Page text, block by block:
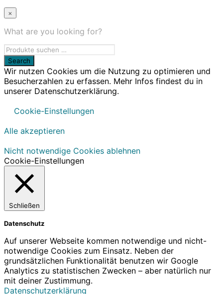
×
What are you looking for?
Wir nutzen Cookies um die Nutzung zu optimieren und
Besucherzahlen zu erfassen. Mehr Infos findest du in
unserer Datenschutzerklärung.
Cookie-Einstellungen
Alle akzeptieren
Nicht notwendige Cookies ablehnen
Cookie-Einstellungen
Schließen
Datenschutz
Auf unserer Webseite kommen notwendige und nicht-
notwendige Cookies zum Einsatz. Neben der
grundsätzlichen Funktionalität benutzen wir Google
Analytics zu statistischen Zwecken – aber natürlich nur
mit deiner Zustimmung.
Datenschutzerklärung